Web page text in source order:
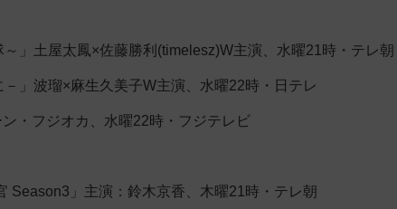
～」土屋太鳳×佐藤勝利(timelesz)W主演、水曜21時・テレ朝
－」波瑠×麻生久美子W主演、水曜22時・日テレ
・フジオカ、水曜22時・フジテレビ
Season3」主演：鈴木京香、木曜21時・テレ朝